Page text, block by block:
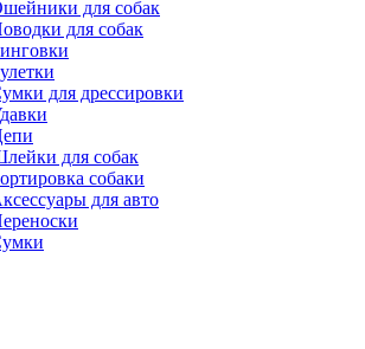
для собак
для собак
для дрессировки
для собак
собаки
для авто